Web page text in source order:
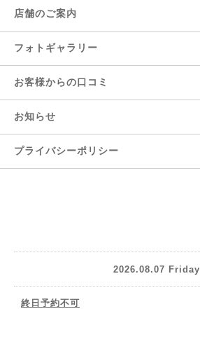
店舗のご案内
フォトギャラリー
お客様からの口コミ
お知らせ
プライバシーポリシー
2026.08.07 Friday
終日予約不可